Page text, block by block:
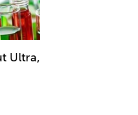
Ultra,